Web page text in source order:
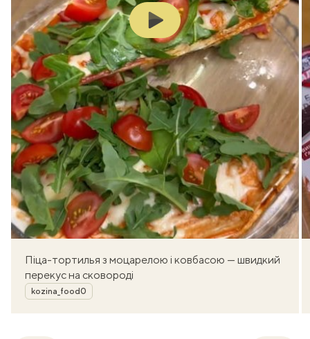
Play
Піца-тортилья з моцарелою і ковбасою — швидкий
перекус на сковороді
Автор
kozina_food0